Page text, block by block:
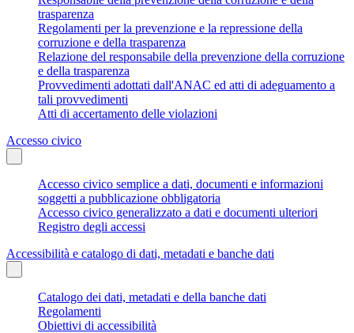
trasparenza
Regolamenti per la prevenzione e la repressione della
corruzione e della trasparenza
Relazione del responsabile della prevenzione della corruzione
e della trasparenza
Provvedimenti adottati dall'ANAC ed atti di adeguamento a
tali provvedimenti
Atti di accertamento delle violazioni
Accesso civico
Accesso civico semplice a dati, documenti e informazioni
soggetti a pubblicazione obbligatoria
Accesso civico generalizzato a dati e documenti ulteriori
Registro degli accessi
Accessibilità e catalogo di dati, metadati e banche dati
Catalogo dei dati, metadati e della banche dati
Regolamenti
Obiettivi di accessibilità